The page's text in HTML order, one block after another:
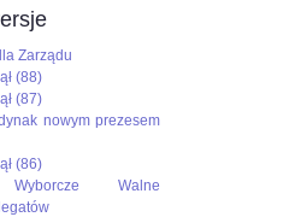
Zarządu
(88)
(87)
nowym prezesem
(86)
Wyborcze Walne